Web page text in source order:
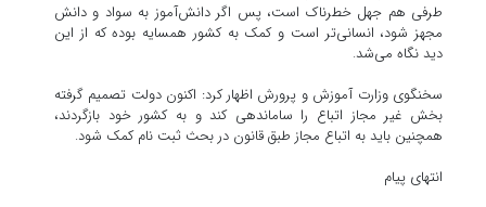
طرفی هم جهل خطرناک است، پس اگر دانش‌آموز به سواد و دانش
مجهز شود، انسانی‌تر است و کمک به کشور همسایه بوده که از این
دید نگاه می‌شد.
سخنگوی وزارت آموزش و پرورش اظهار کرد: اکنون دولت تصمیم گرفته
بخش غیر مجاز اتباع را ساماندهی کند و به کشور خود بازگردند،
همچنین باید به اتباع مجاز طبق قانون در بحث ثبت نام کمک شود.
انتهای پیام